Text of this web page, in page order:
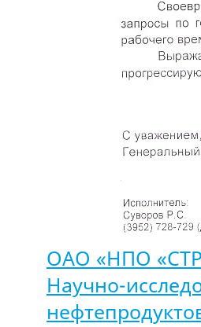
ОАО «НПО
Научно-